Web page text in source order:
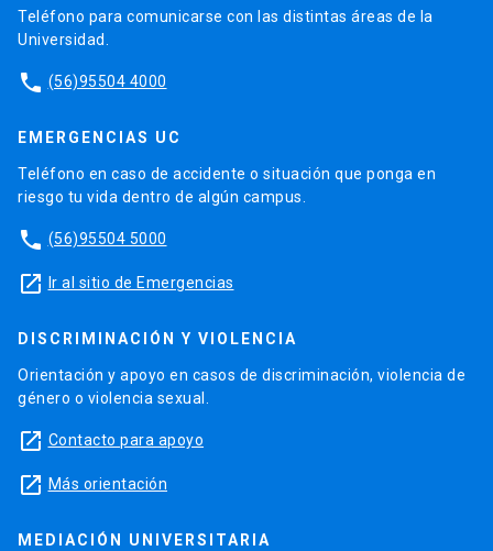
Teléfono para comunicarse con las distintas áreas de la
Universidad.
phone (56)95504 4000
EMERGENCIAS UC
Teléfono en caso de accidente o situación que ponga en
riesgo tu vida dentro de algún campus.
phone (56)95504 5000
launch Ir al sitio de Emergencias
DISCRIMINACIÓN Y VIOLENCIA
Orientación y apoyo en casos de discriminación, violencia de
género o violencia sexual.
launch Contacto para apoyo
launch Más orientación
MEDIACIÓN UNIVERSITARIA